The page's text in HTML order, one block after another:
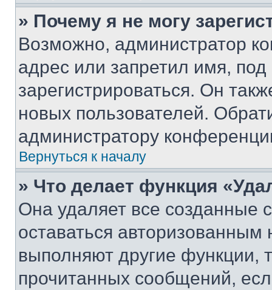
» Почему я не могу
Возможно, администратор
адрес или запретил имя,
зарегистрироваться. Он
новых пользователей.
администратору
Вернуться к началу
» Что делает функция
Она удаляет все созданные
оставаться
выполняют другие функции,
прочитанных сообщений,